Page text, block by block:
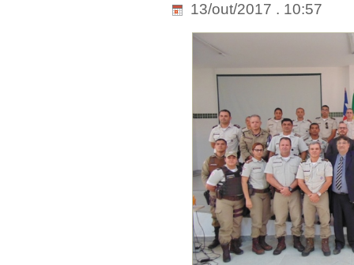
13/out/2017 . 10:57